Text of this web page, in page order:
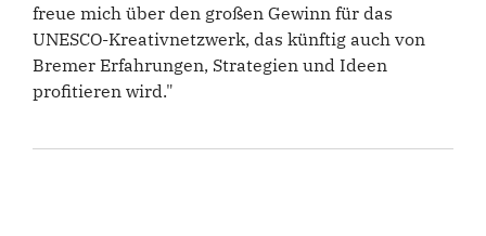
freue mich über den großen Gewinn für das
UNESCO-Kreativnetzwerk, das künftig auch von
Bremer Erfahrungen, Strategien und Ideen
profitieren wird."